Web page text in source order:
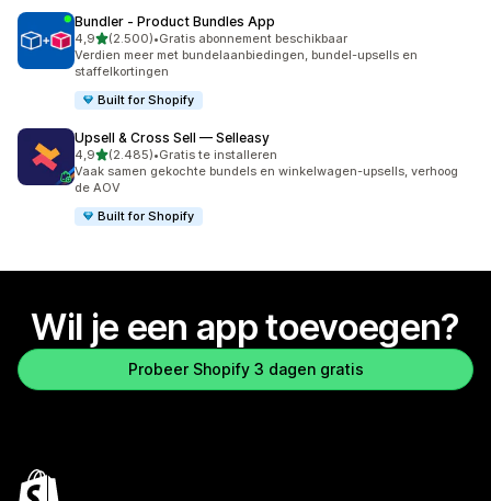
Bundler ‑ Product Bundles App
4,9van 5 sterren
(2.500)
2500 recensies in totaal
•Gratis abonnement beschikbaar
Verdien meer met bundelaanbiedingen, bundel-upsells en
staffelkortingen
Built for Shopify
Upsell & Cross Sell — Selleasy
4,9van 5 sterren
(2.485)
2485 recensies in totaal
•Gratis te installeren
Vaak samen gekochte bundels en winkelwagen-upsells, verhoog
de AOV
Built for Shopify
Wil je een app toevoegen?
Probeer Shopify 3 dagen gratis